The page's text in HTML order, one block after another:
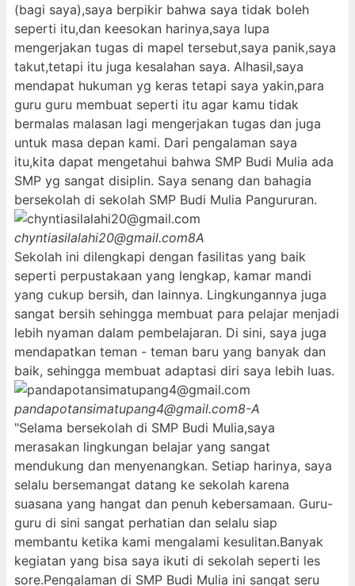
(bagi saya),saya berpikir bahwa saya tidak boleh
seperti itu,dan keesokan harinya,saya lupa
mengerjakan tugas di mapel tersebut,saya panik,saya
takut,tetapi itu juga kesalahan saya. Alhasil,saya
mendapat hukuman yg keras tetapi saya yakin,para
guru guru membuat seperti itu agar kamu tidak
bermalas malasan lagi mengerjakan tugas dan juga
untuk masa depan kami. Dari pengalaman saya
itu,kita dapat mengetahui bahwa SMP Budi Mulia ada
SMP yg sangat disiplin. Saya senang dan bahagia
bersekolah di sekolah SMP Budi Mulia Pangururan.
chyntiasilalahi20@gmail.com8A
Sekolah ini dilengkapi dengan fasilitas yang baik
seperti perpustakaan yang lengkap, kamar mandi
yang cukup bersih, dan lainnya. Lingkungannya juga
sangat bersih sehingga membuat para pelajar menjadi
lebih nyaman dalam pembelajaran. Di sini, saya juga
mendapatkan teman - teman baru yang banyak dan
baik, sehingga membuat adaptasi diri saya lebih luas.
pandapotansimatupang4@gmail.com8-A
"Selama bersekolah di SMP Budi Mulia,saya
merasakan lingkungan belajar yang sangat
mendukung dan menyenangkan. Setiap harinya, saya
selalu bersemangat datang ke sekolah karena
suasana yang hangat dan penuh kebersamaan. Guru-
guru di sini sangat perhatian dan selalu siap
membantu ketika kami mengalami kesulitan.Banyak
kegiatan yang bisa saya ikuti di sekolah seperti les
sore.Pengalaman di SMP Budi Mulia ini sangat seru